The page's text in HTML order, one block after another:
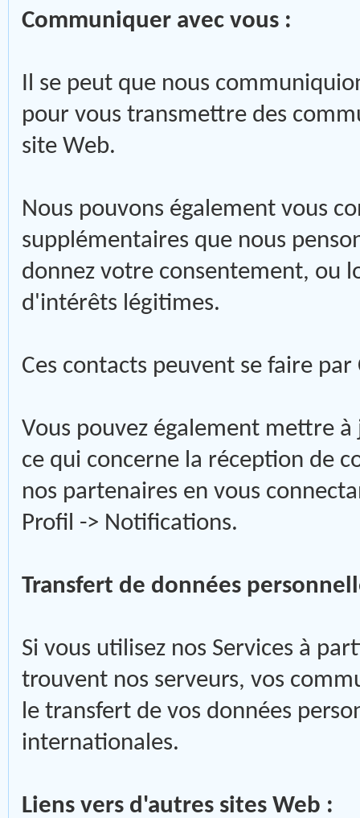
Communiquer avec vous :
Il se peut que nous
pour vous transmettre des
site Web.
Nous pouvons également vous
supplémentaires que nous
donnez votre consentement, ou
d'intérêts légitimes.
Ces contacts peuvent se faire
Vous pouvez également mettre
ce qui concerne la réception de
nos partenaires en vous
Profil -> Notifications.
Transfert de données
Si vous utilisez nos Services à
trouvent nos serveurs, vos
le transfert de vos données
internationales.
Liens vers d'autres sites Web :